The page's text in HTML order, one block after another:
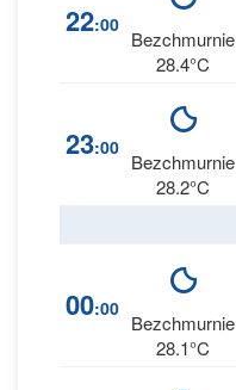
22:00
Bezchmurnie
28.4°C
23:00
Bezchmurnie
28.2°C
00:00
Bezchmurnie
28.1°C